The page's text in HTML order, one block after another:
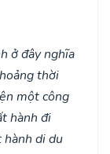
ở đây nghĩa
thời
một công
hành đi
hành di du